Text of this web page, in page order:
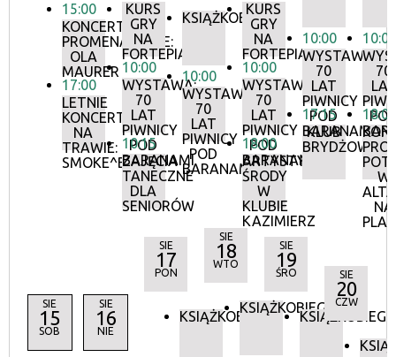
15:00
KONCERTY
PROMENADOWE:
OLA
MAURER
17:00
LETNIE
KONCERTY
NA
TRAWIE:
SMOKE^BLUES
KURS
GRY
NA
FORTEPIANIE
10:00
WYSTAWA:
70
LAT
PIWNICY
POD
BARANAMI
10:15
ZAJĘCIA
TANECZNE
DLA
SENIORÓW
KSIĄŻKOBIEG
10:00
WYSTAWA:
70
LAT
PIWNICY
POD
BARANAMI
KURS
GRY
NA
FORTEPIANIE
10:00
WYSTAWA:
70
LAT
PIWNICY
POD
BARANAMI
18:00
ARTYSTYCZNE
ŚRODY
W
KLUBIE
KAZIMIERZ
10:00
WYSTAWA:
70
LAT
PIWNICY
POD
BARANAMI
17:15
KLUB
BRYDŻOWY
10:00
70
LAT
18:00
W
NA
SIE
15
SOB
SIE
16
NIE
SIE
17
PON
KSIĄŻKOBIEG
SIE
18
WTO
KSIĄŻKOBIEG
SIE
19
ŚRO
KSIĄŻKOBIEG
SIE
20
CZW